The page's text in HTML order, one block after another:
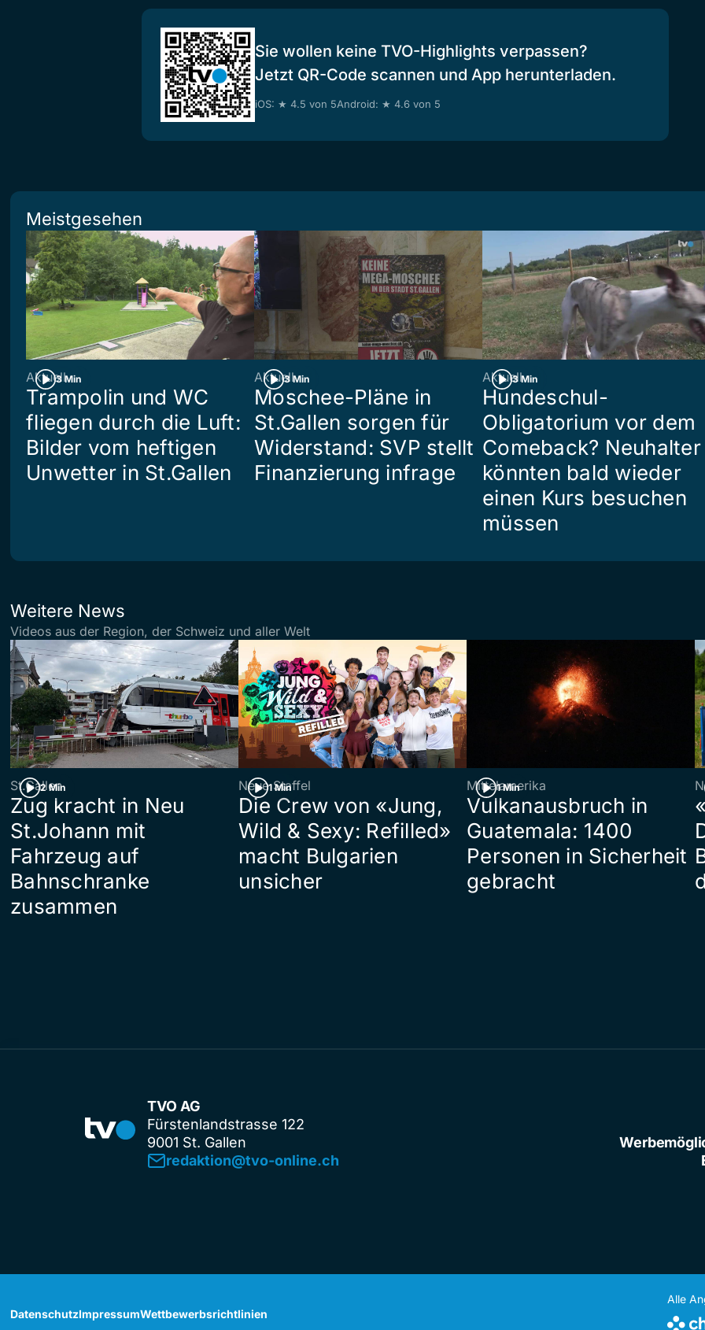
Sie wollen keine TVO-Highlights verpassen?
Jetzt QR-Code scannen und App herunterladen.
iOS: ★ 4.5 von 5Android: ★ 4.6 von 5
Meistgesehen
3 Min
Aktuell
Trampolin und WC
fliegen durch die Luft:
Bilder vom heftigen
Unwetter in St.Gallen
3 Min
Aktuell
Moschee-Pläne in
St.Gallen sorgen für
Widerstand: SVP stellt
Finanzierung infrage
3 Min
Aktuell
Hundeschul-
Obligatorium vor dem
Comeback? Neuhalter
könnten bald wieder
einen Kurs besuchen
müssen
Weitere News
Videos aus der Region, der Schweiz und aller Welt
2 Min
St.Gallen
Zug kracht in Neu
St.Johann mit
Fahrzeug auf
Bahnschranke
zusammen
1 Min
Neue Staffel
Die Crew von «Jung,
Wild & Sexy: Refilled»
macht Bulgarien
unsicher
1 Min
Mittelamerika
Vulkanausbruch in
Guatemala: 1400
Personen in Sicherheit
gebracht
TVO AG
Fürstenlandstrasse 122
9001 St. Gallen
redaktion@tvo-online.ch
DatenschutzImpressumWettbewerbsrichtlinien
Alle